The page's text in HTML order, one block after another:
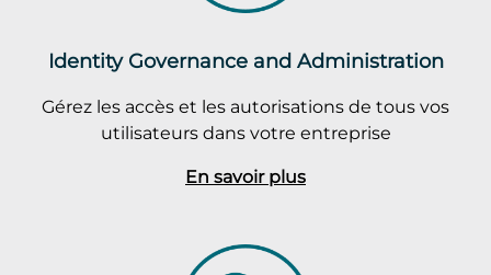
Identity Governance and Administration
Gérez les accès et les autorisations de tous vos
utilisateurs dans votre entreprise
En savoir plus